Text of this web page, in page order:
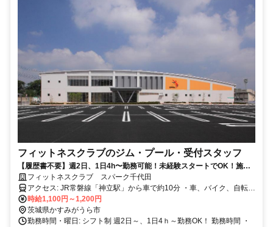
フィットネスクラブのジム・プール・受付スタッフ
【履歴書不要】週2日、1日4h〜勤務可能！未経験スタートでOK！施設
を無料で利用できちゃいます♪
フィットネスクラブ スパーク千代田
アクセス: JR常磐線「神立駅」から車で約10分 ・車、バイク、自転車
通勤OK！
時給1,100円～1,200円
茨城県かすみがうら市
勤務時間・曜日: シフト制 週2日～、1日4ｈ～勤務OK！ 勤務時間 ・